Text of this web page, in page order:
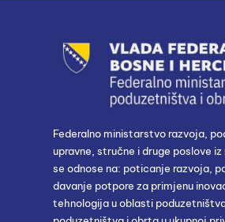
Federalno ministarstvo razvoja,
upravne, stručne i druge poslove
se odnose na: poticanje razvoja,
davanje potpore za primjenu
tehnologija u oblasti